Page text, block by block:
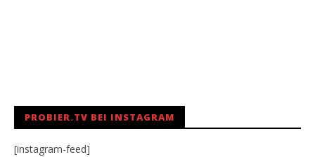
PROBIER.TV BEI INSTAGRAM
[instagram-feed]